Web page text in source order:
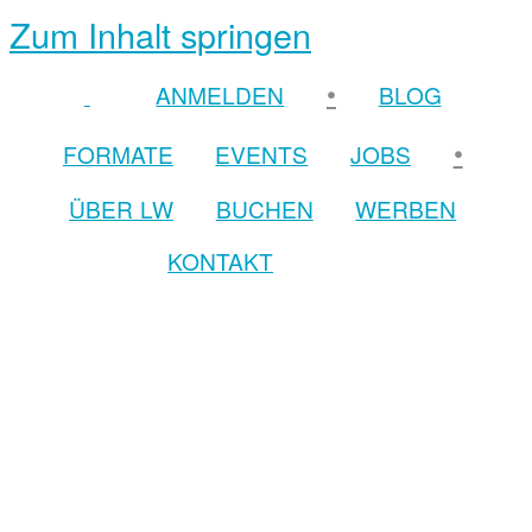
Zum Inhalt springen
ANMELDEN •
BLOG
FORMATE
EVENTS JOBS •
ÜBER LW BUCHEN
WERBEN
KONTAKT